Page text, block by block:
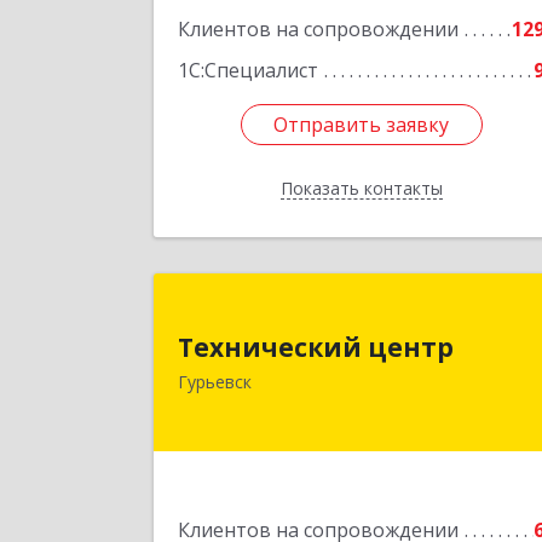
Клиентов на сопровождении
1С:Специалист
Отправить заявку
Показать контакты
Отправить заявку
Назад
Технический центр
Гурьевск
Клиентов на сопровождении
652780, Кемеровская область -
Кузбасс, Гурьевский р-н, Гурьевск г,